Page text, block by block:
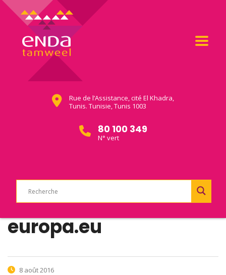
Rue de l’Assistance, cité El Khadra,
Tunis. Tunisie, Tunis 1003
80 100 349
N° vert
europa.eu
8 août 2016